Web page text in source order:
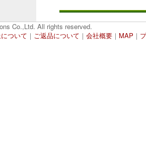
Co.,Ltd. All rights reserved.
ついて ｜ ご返品について ｜ 会社概要 ｜ MAP ｜